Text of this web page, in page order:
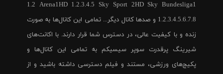
1.2 Arena1HD 1.2.3.4.5 Sky Sport 2HD Sky Bundesliga1
1.2.3.4.5.6.7.8 و صدها کانال دیگر... تمامی این کانال‌ها به صورت
زنده و با کیفیت عالی، در دسترس شما قرار دارند. با اکانت‌های
شیرینگ پرقدرت سوپر سیسیکم به تمامی این کانال‌ها و
پکیج‌های ورزشی، مستند و فیلم دسترسی داشته باشید و از